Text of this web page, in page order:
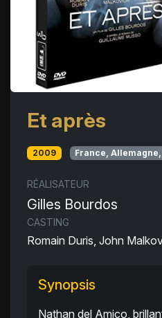
Et après
2009 France,
RÉALISATEUR
Gilles Bourdos
CASTING
Romain Duris, John
Synopsis
Nathan del Amico,